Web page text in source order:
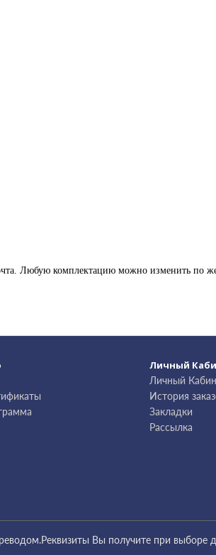
Любую комплектацию можно изменить по
Личный
Личный
История
Закладки
Рассылка
Вы получите при выборе